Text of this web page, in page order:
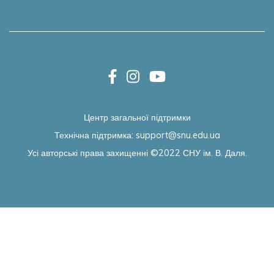
Центр загальної підтримки
Технічна підтримка: support@snu.edu.ua
Усі авторські права захищенні ©2022 СНУ ім. В. Даля.